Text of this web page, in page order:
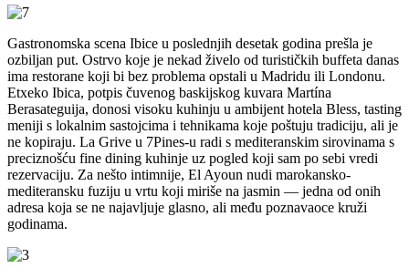
Gastronomska scena Ibice u poslednjih desetak godina prešla je
ozbiljan put. Ostrvo koje je nekad živelo od turističkih buffeta danas
ima restorane koji bi bez problema opstali u Madridu ili Londonu.
Etxeko Ibica, potpis čuvenog baskijskog kuvara Martína
Berasateguija, donosi visoku kuhinju u ambijent hotela Bless, tasting
meniji s lokalnim sastojcima i tehnikama koje poštuju tradiciju, ali je
ne kopiraju. La Grive u 7Pines-u radi s mediteranskim sirovinama s
preciznošću fine dining kuhinje uz pogled koji sam po sebi vredi
rezervaciju. Za nešto intimnije, El Ayoun nudi marokansko-
mediteransku fuziju u vrtu koji miriše na jasmin — jedna od onih
adresa koja se ne najavljuje glasno, ali među poznavaoce kruži
godinama.